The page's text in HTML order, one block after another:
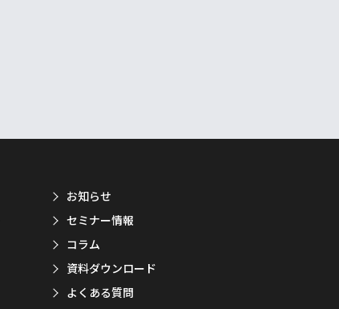
お知らせ
セミナー情報
コラム
資料ダウンロード
よくある質問